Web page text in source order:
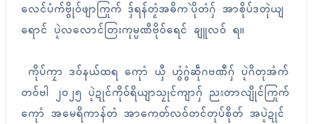
လေၚ်ပံက်ဗွိုဝ်ဖျာကြုက် ဒှ်ရန်တၟံအဓိကပိုဲတံဂှ် အာစိုပ်ဒတုဲယျ
ရောၚ် ပ္ဍဲလလောၚ်တြးကုမ္ပဏဳဗိုဝ်ရေၚ် ချူလဝ် ရ။
ကိုပ်ကၠာ ဒဝ်နယ်ထရ ကေုာံ ယှဳ ဟွံဂွံဆဵုဂဗဏီဂှ် ပ္ဍဲဂိတုအံက်
တဝ်ဗါ ၂၀၂၅ ပ္ဍဲဍုၚ်ကိုဝ်ရိယျာသၠုၚ်ကျာဂှ် ညးတာလျိုၚ်ကြုက်
ကေုာံ အမေရိကာန်တံ အာကေတ်လဝ်တင်တုပ်စိုတ် အပ္ဍဲဍုၚ်